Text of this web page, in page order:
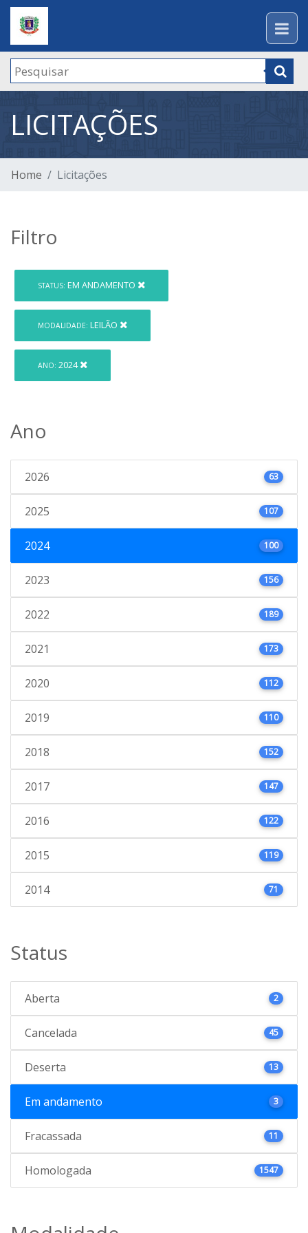
LICITAÇÕES
Home Licitações
Filtro
STATUS: EM ANDAMENTO
MODALIDADE: LEILÃO
ANO: 2024
Ano
2026 63
2025 107
2024 100
2023 156
2022 189
2021 173
2020 112
2019 110
2018 152
2017 147
2016 122
2015 119
2014 71
Status
Aberta 2
Cancelada 45
Deserta 13
Em andamento 3
Fracassada 11
Homologada 1547